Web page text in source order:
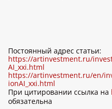
Постоянный адрес статьи:
https://artinvestment.ru/
AI_xxi.html
https://artinvestment.ru/en/
ionAI_xxi.html
При цитировании ссылка на
обязательна